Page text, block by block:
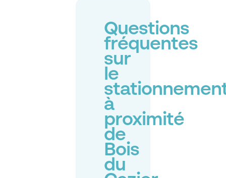
Questions
fréquentes
sur
le
à
proximité
de
Bois
du